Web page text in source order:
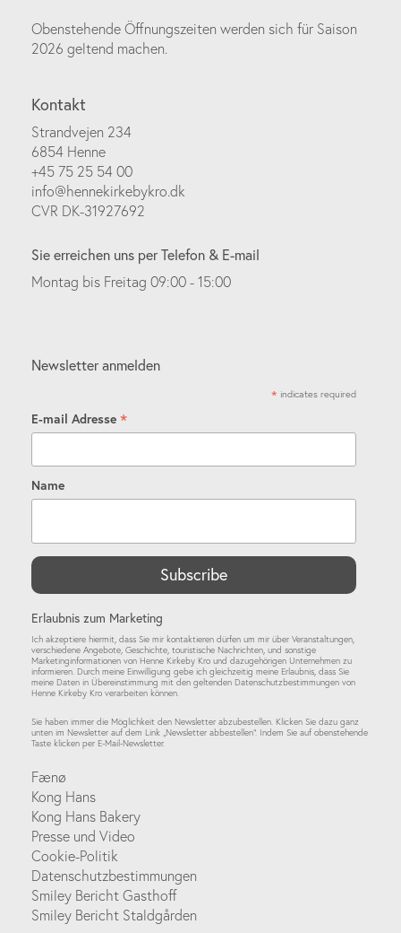
Obenstehende Öffnungszeiten werden sich für Saison
2026 geltend machen.
Kontakt
Strandvejen 234
6854 Henne
+45 75 25 54 00
info@hennekirkebykro.dk
CVR DK-31927692
Sie erreichen uns per Telefon & E-mail
Montag bis Freitag 09:00 - 15:00
Newsletter anmelden
* indicates required
E-mail Adresse *
Name
Erlaubnis zum Marketing
Ich akzeptiere hiermit, dass Sie mir kontaktieren dürfen um mir über Veranstaltungen,
verschiedene Angebote, Geschichte, touristische Nachrichten, und sonstige
Marketinginformationen von Henne Kirkeby Kro und dazugehörigen Unternehmen zu
informieren. Durch meine Einwilligung gebe ich gleichzeitig meine Erlaubnis, dass Sie
meine Daten in Übereinstimmung mit den geltenden Datenschutzbestimmungen von
Henne Kirkeby Kro verarbeiten können.
Sie haben immer die Möglichkeit den Newsletter abzubestellen. Klicken Sie dazu ganz
unten im Newsletter auf dem Link „Newsletter abbestellen“. Indem Sie auf obenstehende
Taste klicken per E-Mail-Newsletter.
Fænø
Kong Hans
Kong Hans Bakery
Presse und Video
Cookie-Politik
Datenschutzbestimmungen
Smiley Bericht Gasthoff
Smiley Bericht Staldgården